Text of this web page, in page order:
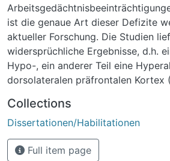
ist die genaue Art dieser Defizite
aktueller Forschung. Die Studien
widersprüchliche Ergebnisse, d.h.
Hypo-, ein anderer Teil eine
dorsolateralen präfrontalen Kortex
dieser unterschiedlichen
wurde eine funktionelle MRT-Studie
Probanden durchgeführt. Es
N-Back-Aufgaben verwendet: die
Collections
Dissertationen/Habilitationen
Full item page